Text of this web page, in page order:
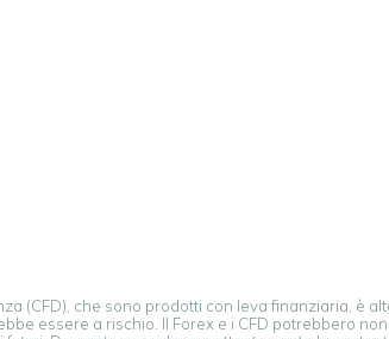
(CFD), che sono prodotti con leva finanziaria, è
essere a rischio. Il Forex e i CFD potrebbero